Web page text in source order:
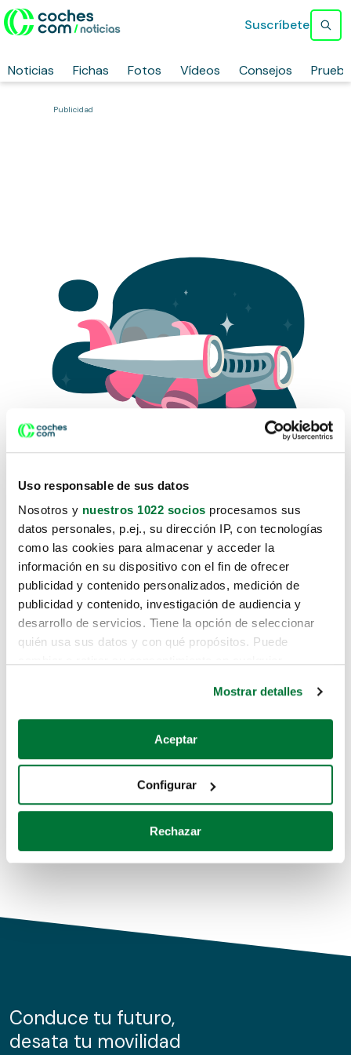
Uso responsable de sus datos
Nosotros y nuestros 1022 socios procesamos sus
datos personales, p.ej., su dirección IP, con tecnologías
como las cookies para almacenar y acceder la
información en su dispositivo con el fin de ofrecer
publicidad y contenido personalizados, medición de
publicidad y contenido, investigación de audiencia y
desarrollo de servicios. Tiene la opción de seleccionar
quién usa sus datos y con qué propósitos. Puede
Si lo permite, también quisiéramos:
Recopilar información sobre su ubicación geográfica
Identificar su dispositivo analizándolo activamente
para buscar características específicas (huellas
Obtenga más información sobre cómo se procesan sus
de cookies.
información sobre el uso que haga del sitio web con
nuestros partners de redes sociales, publicidad y análisis
Mostrar detalles
Aceptar
Configurar
Rechazar
Noticias Fichas Fotos Vídeos Consejos
Suscríbete
Publicidad
Lo sentimos, no sabemos como
te hemos traido hasta aquí.
Pero puedes encontrar el coche que estás
buscando en alguno de estos enlaces:
Coches de segunda mano
Coches de km0
Conduce tu futuro,
desata tu movilidad